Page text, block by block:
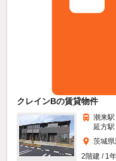
クレインBの賃貸物件
潮来駅
延方駅
茨城
2階建 / 1